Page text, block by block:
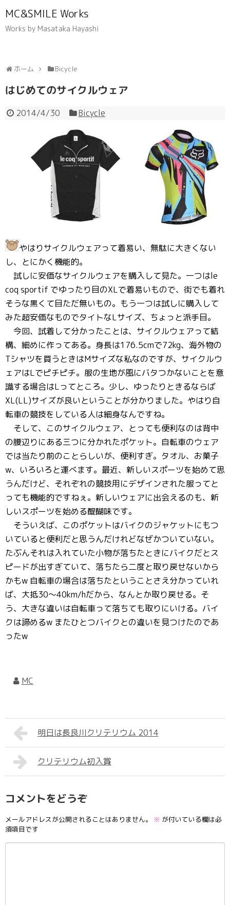
MC&SMILE Works
Works by Masataka Hayashi
ホーム Bicycle
はじめてのサイクルウェア
2014/4/30 Bicycle
やはりサイクルウェアって着易い、無駄に大きくない
し、とにかく機能的。
試しに安価なサイクルウェアを購入して見た。一つはle
coq sportif でゆったり目のXLで着易いもので、街でも着れ
そうな黒くて目ただ無いもの。もう一つは試しに購入して
みた超安価なものでタイトなLサイズ、ちょっと派手目。
今回、試着して分かったことは、サイクルウェアって結
構、細めに作ってある。身長は176.5cmで72kg、海外物の
Tシャツを買うときはMサイズな私なのですが、サイクルウ
ェアはLでピチピチ。服の生地が風にバタつかないことを意
識する場合はLってところ。少し、ゆったりときるならば
XL(LL)サイズが良いということが分かりました。やはり自
転車の競技をしている人は細身なんですね。
そして、このサイクルウェア、とっても便利なのは背中
の腰辺りにある三つに分かれたポケット。自転車のウェア
では当たり前のことらしいが、便利すぎ。タオル、お菓子
w、いろいろと運べます。最近、新しいスポーツを始めて思
うんだけど、それぞれの競技用にデザインされた服ってと
っても機能的ですねぇ。新しいウェアに出会えるのも、新
しいスポーツを始める醍醐味です。
そういえば、このポケットはバイクのジャケットにもつ
いていると便利だと思うんだけれどなぜかついていない。
たぶんそれは入れていた小物が落ちたときにバイクだとス
ピードが出すぎていて、落ちたら二度と取り戻せないから
かもw 自転車の場合は落ちたということさえ分かっていれ
ば、大抵30～40km/hだから、なんとか取り戻せる。そ
う、大きな違いは自転車って落ちても取りにいける。バイ
クは諦めるw またひとつバイクとの違いを見つけたのであ
ったw
MC
明日は長良川クリテリウム 2014
クリテリウム初入賞
コメントをどうぞ
メールアドレスが公開されることはありません。 ※ が付いている欄は必
須項目です